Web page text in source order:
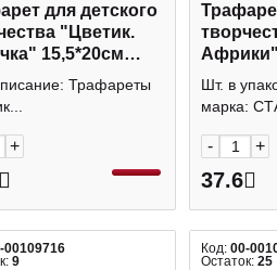
для детского
"Цветик.
15,5*20см
Невская
Трафареты
+
Африки"
ТТ91
Шт. в
марка:
- +
37.6
00109716
9
Код:00-
Остаток:25